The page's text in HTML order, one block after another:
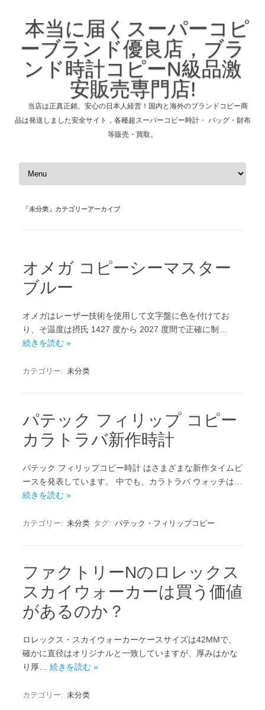
本当に届くスーパーコピ
ーブランド優良店，ブラ
ンド時計コピーN級品激
安販売専門店!
当店は正真正銘、安心の日本人経営！国内と海外のブランドコピー商
品は発送しました安全サイト，各種超スーパーコピー時計・ バッグ・財布
等販売・買取。
コンテンツへスキップ
「未分类 」カテゴリーアーカイブ
オメガ コピーシーマスター
ブルー
オメガはレーザー技術を使用して文字盤に色を付けてお
り、そ温度は摂氏 1427 度から 2027 度間で正確に制…
続きを読む »
カテゴリー: 未分类
パテック フィリップ コピー
カラトラバ新作時計
パテック フィリップコピー時計 はさまざまな新作タイムピ
ースを発表しています。 中でも、カラトラバ ウォッチは…
続きを読む »
カテゴリー: 未分类 タグ: パテック・フィリップコピー
ファクトリーNのロレックス
スカイウォーカーは買う価値
があるのか？
ロレックス・スカイウォーカーケースサイズは42MMで、
確かに直径はオリジナルと一致していますが、厚みはかな
り厚… 続きを読む »
カテゴリー: 未分类